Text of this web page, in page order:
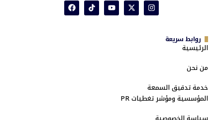
روابط سريعة
الرئيسية
من نحن
خدمة تدقيق السمعة
المؤسسية ومؤشر تغطيات PR